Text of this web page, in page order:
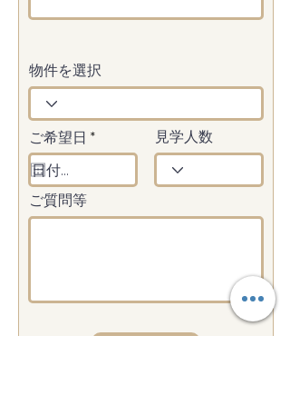
物件を選択
ご希望日 *r
e
u
e
見学人数
ご質問等